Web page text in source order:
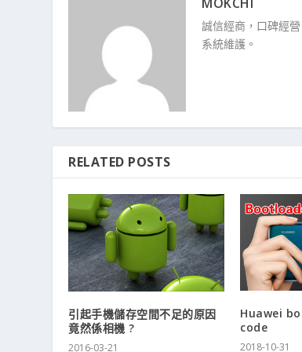
誠信經商，口碑經
系統維護。
RELATED POSTS
引起手機儲存空間不足的原因
竟然係相機 ?
2016-03-21
Huawei
code
2018-10-31